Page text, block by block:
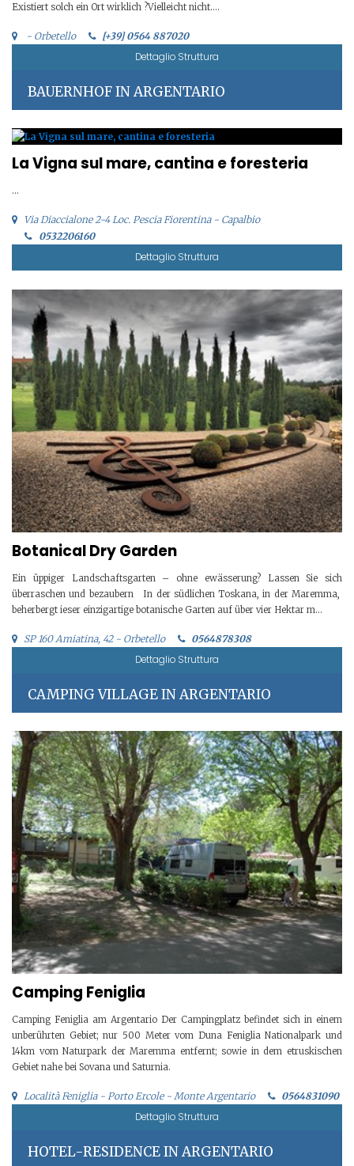
Existiert solch ein Ort wirklich ?Vielleicht nicht….
- Orbetello [+39] 0564 887020
Dettaglio Struttura
BAUERNHOF IN ARGENTARIO
La Vigna sul mare, cantina e foresteria
...
Via Diaccialone 2-4 Loc. Pescia Fiorentina - Capalbio
0532206160
Dettaglio Struttura
Botanical Dry Garden
Ein üppiger Landschaftsgarten – ohne ewässerung? Lassen Sie sich
überraschen und bezaubern In der südlichen Toskana, in der Maremma,
beherbergt ieser einzigartige botanische Garten auf über vier Hektar m...
SP 160 Amiatina, 42 - Orbetello 0564878308
Dettaglio Struttura
CAMPING VILLAGE IN ARGENTARIO
Camping Feniglia
Camping Feniglia am Argentario Der Campingplatz befindet sich in einem
unberührten Gebiet; nur 500 Meter vom Duna Feniglia Nationalpark und
14km vom Naturpark der Maremma entfernt; sowie in dem etruskischen
Gebiet nahe bei Sovana und Saturnia.
Località Feniglia - Porto Ercole - Monte Argentario 0564831090
Dettaglio Struttura
HOTEL-RESIDENCE IN ARGENTARIO